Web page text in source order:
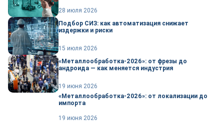
28 июля 2026
Подбор СИЗ: как автоматизация снижает
издержки и риски
15 июля 2026
«Металлообработка-2026»: от фрезы до
андроида — как меняется индустрия
19 июня 2026
«Металлообработка-2026»: от локализации до
импорта
19 июня 2026